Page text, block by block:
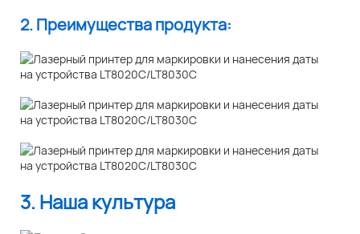
2. Преимущества продукта:
3. Наша культура